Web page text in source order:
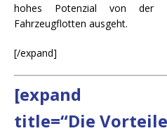
hohes Potenzial von der
Fahrzeugflotten ausgeht.
[/expand]
[expand
title=“Die